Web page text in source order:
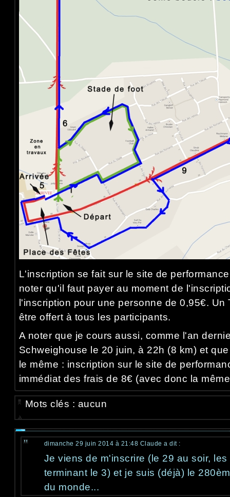
L'inscription se fait sur le site de
noter qu'il faut payer au moment de
l'inscription pour une personne de 0,95€. Un
être offert à tous les participants.
A noter que je cours aussi, comme l'an
Schweighouse le 20 juin, à 22h (8 km) et
le même : inscription sur le site de
immédiat des frais de 8€ (avec donc la
Mots clés : aucun
dimanche 29 juin 2014 à 21:48 Claude a dit :
Je viens de m'inscrire (le 29 au soir,
terminant le 3) et je suis (déjà) le
du monde...